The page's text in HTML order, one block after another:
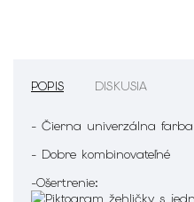
POPIS DISKUSIA
- Čierna univerzálna farba
- Dobre kombinovateľné
-Ošertrenie: